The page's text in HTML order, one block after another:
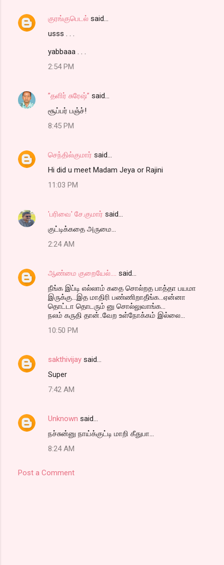
குரங்குபெடல் said…
usss . . .
yabbaaa . . .
2:54 PM
”தளிர் சுரேஷ்” said…
சூப்பர் பஞ்ச்!
8:45 PM
செந்தில்குமார் said…
Hi did u meet Madam Jeya or Rajini
11:03 PM
'பரிவை' சே.குமார் said…
குட்டிக்கதை அருமை...
2:24 AM
ஆண்மை குறையேல்....
said…
நீங்க இப்டி எல்லாம் கதை சொல்றத பாத்தா பயமா
இருக்கு...இத மாதிரி பண்ணிறாதீங்க...ஏன்னா
தொட்டா தொடரும் னு சொல்லுவாங்க...
நலம் கருதி தான்..வேற உள்நோக்கம் இல்லை...
10:50 PM
sakthivijay said…
Super
7:42 AM
Unknown said…
நச்சுன்னு நாய்க்குட்டி மாறி கீதுபா...
8:24 AM
Post a Comment